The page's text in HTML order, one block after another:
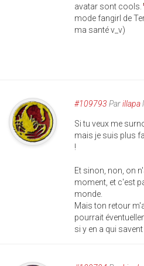
avatar sont cools.
mode fangirl de
ma santé v_v)
#109793 Parillapa
Si tu veux me
mais je suis plus
!
Et sinon, non, on
moment, et c'est
monde.
Mais ton retour
pourrait
si y en a qui